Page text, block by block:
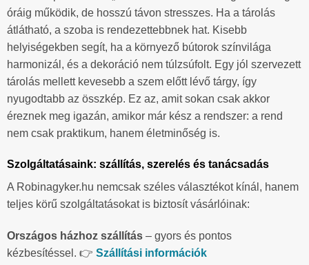
óráig működik, de hosszú távon stresszes. Ha a tárolás
átlátható, a szoba is rendezettebbnek hat. Kisebb
helyiségekben segít, ha a környező bútorok színvilága
harmonizál, és a dekoráció nem túlzsúfolt. Egy jól szervezett
tárolás mellett kevesebb a szem előtt lévő tárgy, így
nyugodtabb az összkép. Ez az, amit sokan csak akkor
éreznek meg igazán, amikor már kész a rendszer: a rend
nem csak praktikum, hanem életminőség is.
Szolgáltatásaink: szállítás, szerelés és tanácsadás
A Robinagyker.hu nemcsak széles választékot kínál, hanem
teljes körű szolgáltatásokat is biztosít vásárlóinak:
Országos házhoz szállítás – gyors és pontos
kézbesítéssel. 👉 Szállítási információk